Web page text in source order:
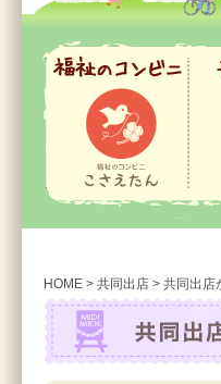
福祉のコンビニ 共同出
HOME > 共同出店 > 共同出店